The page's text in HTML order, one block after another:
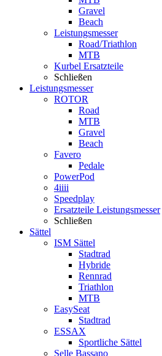
Gravel
Beach
Leistungsmesser
Road/Triathlon
MTB
Kurbel Ersatzteile
Schließen
Leistungsmesser
ROTOR
Road
MTB
Gravel
Beach
Favero
Pedale
PowerPod
4iiii
Speedplay
Ersatzteile Leistungsmesser
Schließen
Sättel
ISM Sättel
Stadtrad
Hybride
Rennrad
Triathlon
MTB
EasySeat
Stadtrad
ESSAX
Sportliche Sättel
Selle Bassano